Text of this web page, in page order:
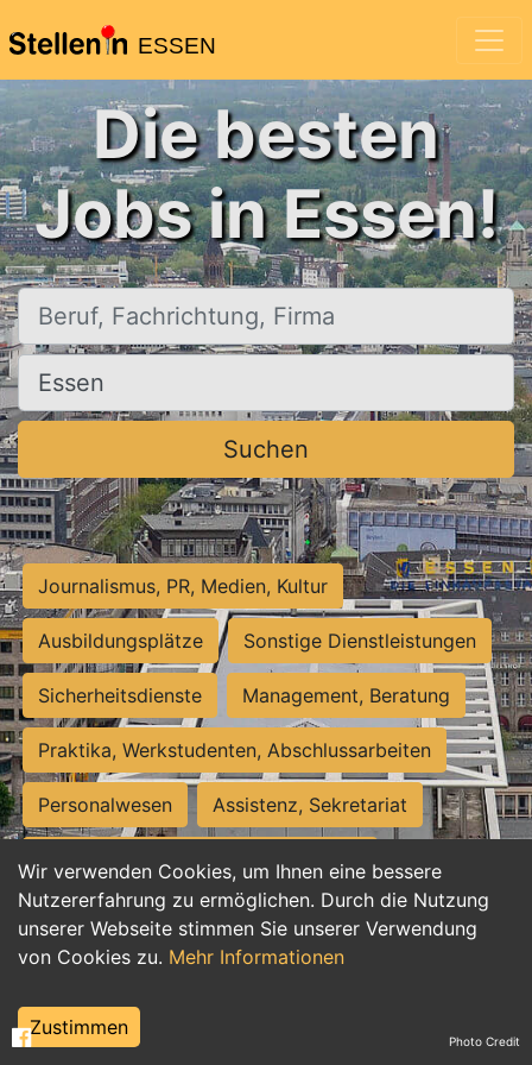
ESSEN
Wir verwenden Cookies, um Ihnen eine bessere
Nutzererfahrung zu ermöglichen. Durch die Nutzung
unserer Webseite stimmen Sie unserer Verwendung
von Cookies zu. Mehr Informationen
Zustimmen
Die besten
Jobs in Essen!
Beruf, Fachrichtung, Firma
Ort, Stadt
Suchen
Journalismus, PR, Medien, Kultur
Ausbildungsplätze Sonstige Dienstleistungen
Sicherheitsdienste Management, Beratung
Praktika, Werkstudenten, Abschlussarbeiten
Personalwesen Assistenz, Sekretariat
Hilfskräfte, Aushilfs- und Nebenjobs
Einkauf, Logistik, Materialwirtschaft
Weiterbildung, Studium, duale Ausbildung
Tourismus
Photo Credit